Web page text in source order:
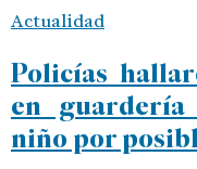
Actualidad
Policías
en
niño por